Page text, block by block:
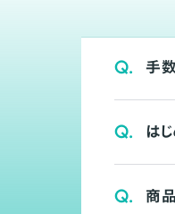
Q. 手
Q. は
Q. 商